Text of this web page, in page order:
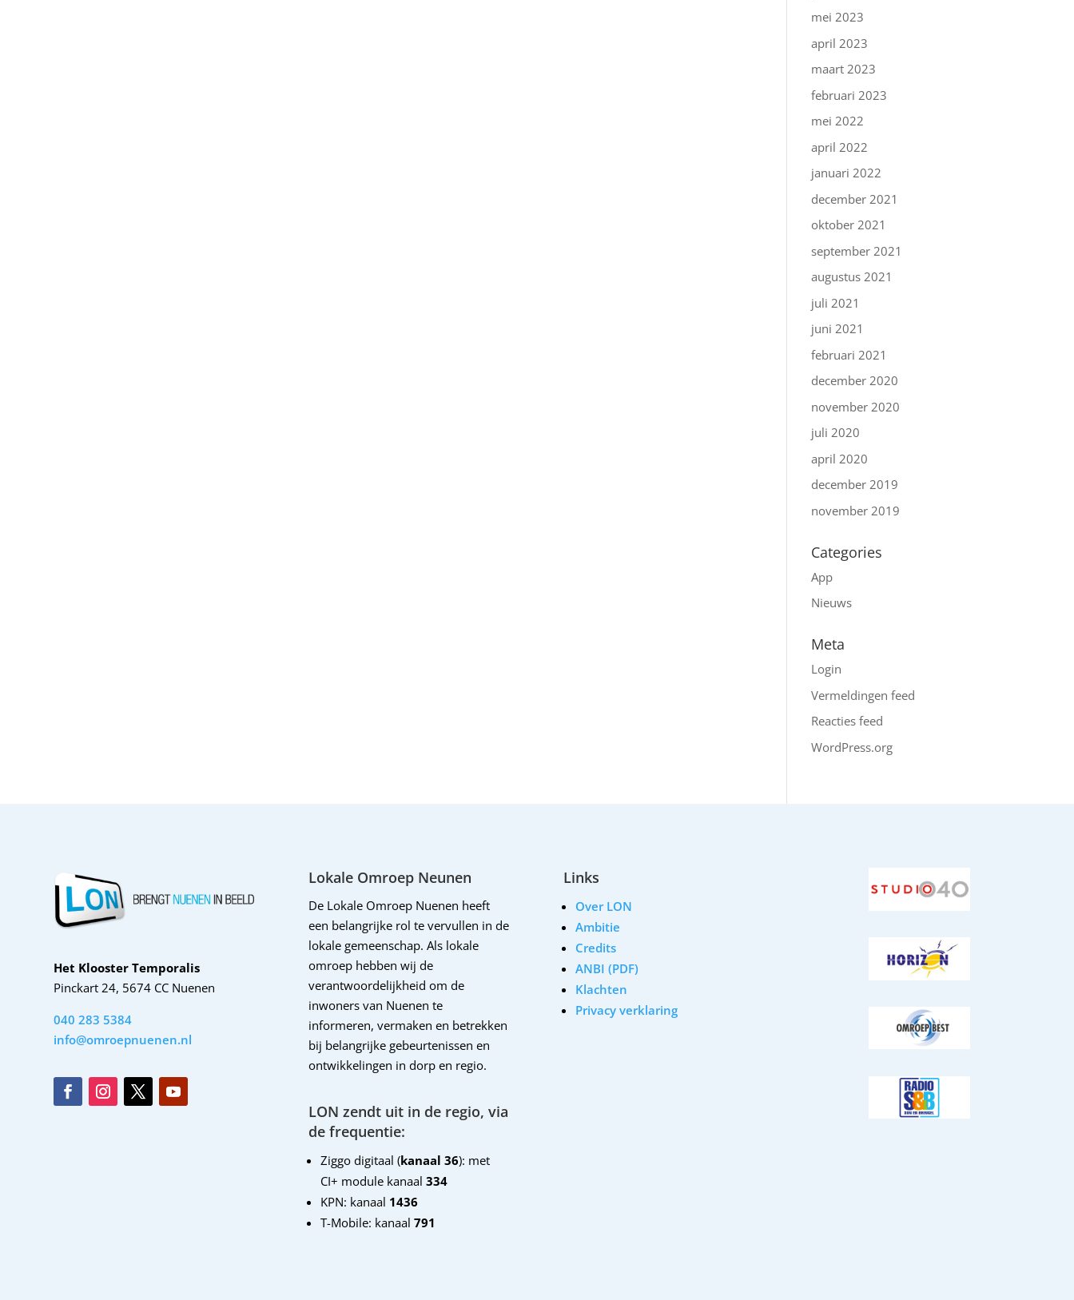
mei 2023
april 2023
maart 2023
februari 2023
mei 2022
april 2022
januari 2022
december 2021
oktober 2021
september 2021
augustus 2021
juli 2021
juni 2021
februari 2021
december 2020
november 2020
juli 2020
april 2020
december 2019
november 2019
Categories
App
Nieuws
Meta
Login
Vermeldingen feed
Reacties feed
WordPress.org
Het Klooster Temporalis
Pinckart 24, 5674 CC Nuenen
040 283 5384
info@omroepnuenen.nl
Lokale Omroep Neunen
De Lokale Omroep Nuenen heeft
een belangrijke rol te vervullen in de
lokale gemeenschap. Als lokale
omroep hebben wij de
verantwoordelijkheid om de
inwoners van Nuenen te
informeren, vermaken en betrekken
bij belangrijke gebeurtenissen en
ontwikkelingen in dorp en regio.
LON zendt uit in de regio, via
de frequentie:
Ziggo digitaal (kanaal 36): met
CI+ module kanaal 334
KPN: kanaal 1436
T-Mobile: kanaal791
Links
Over LON
Ambitie
Credits
ANBI (PDF)
Klachten
Privacy verklaring